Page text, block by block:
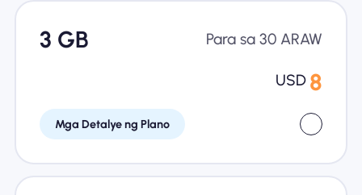
3 GB Para sa 30 ARAW
USD 8
Mga Detalye ng Plano